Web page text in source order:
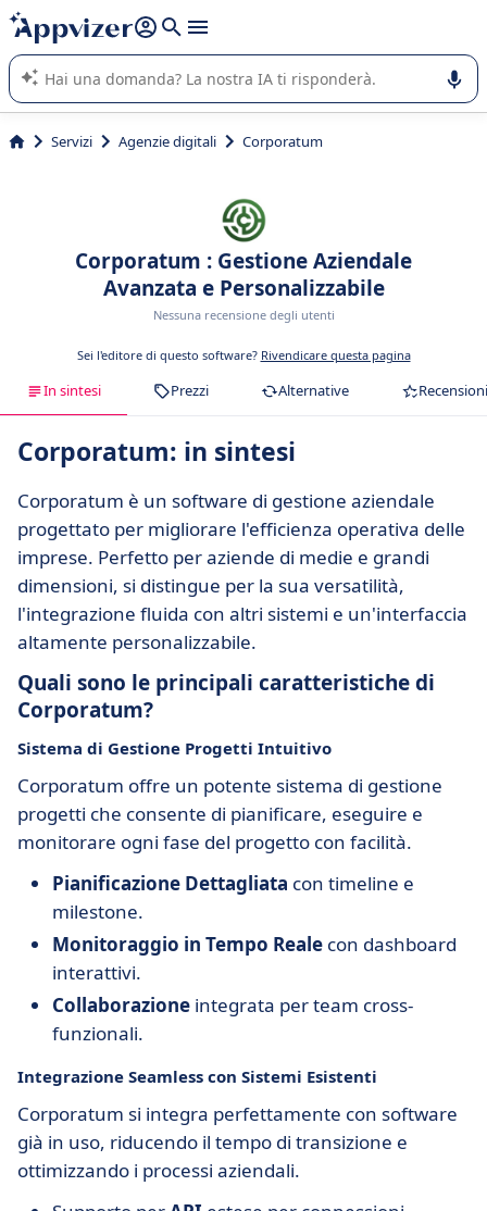
righe con
shift + enter
L'IA di Appvizer vi guida nell'utilizzo o nella scelta di un
software SaaS per la vostra azienda.
Servizi Agenzie digitali Corporatum
Corporatum : Gestione Aziendale
Avanzata e Personalizzabile
Nessuna recensione degli utenti
Sei l'editore di questo software? Rivendicare questa pagina
In sintesi Prezzi Alternative Recensioni
Corporatum: in sintesi
Corporatum è un software di gestione aziendale
progettato per migliorare l'efficienza operativa delle
imprese. Perfetto per aziende di medie e grandi
dimensioni, si distingue per la sua versatilità,
l'integrazione fluida con altri sistemi e un'interfaccia
altamente personalizzabile.
Quali sono le principali caratteristiche di
Corporatum?
Sistema di Gestione Progetti Intuitivo
Corporatum offre un potente sistema di gestione
progetti che consente di pianificare, eseguire e
monitorare ogni fase del progetto con facilità.
Pianificazione Dettagliata con timeline e
milestone.
Monitoraggio in Tempo Reale con dashboard
interattivi.
Collaborazione integrata per team cross-
funzionali.
Integrazione Seamless con Sistemi Esistenti
Corporatum si integra perfettamente con software
già in uso, riducendo il tempo di transizione e
ottimizzando i processi aziendali.